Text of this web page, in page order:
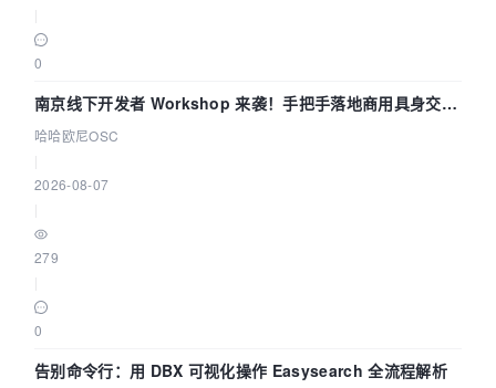
0
南京线下开发者 Workshop 来袭！手把手落地商用具身交互
智能 Agent 应用
哈哈欧尼OSC
2026-08-07
279
0
告别命令行：用 DBX 可视化操作 Easysearch 全流程解析